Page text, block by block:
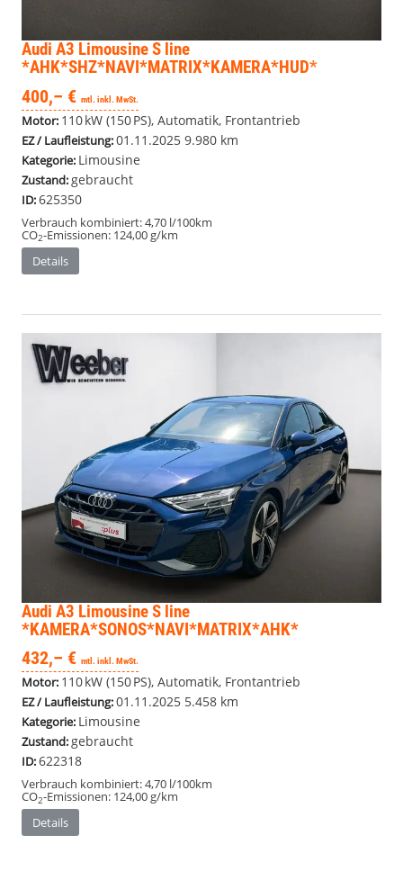
Audi A3 LimousineS line
*AHK*SHZ*NAVI*MATRIX*KAMERA*HUD*
400,– € mtl. inkl. MwSt.
Motor: 110 kW (150 PS), Automatik, Frontantrieb
EZ / Laufleistung:01.11.2025 9.980 km
Kategorie: Limousine
Zustand: gebraucht
ID:625350
Verbrauch kombiniert:4,70 l/100km
CO2-Emissionen: 124,00 g/km
Details
Audi A3 LimousineS line
*KAMERA*SONOS*NAVI*MATRIX*AHK*
432,– € mtl. inkl. MwSt.
Motor: 110 kW (150 PS), Automatik, Frontantrieb
EZ / Laufleistung:01.11.2025 5.458 km
Kategorie: Limousine
Zustand:gebraucht
ID:622318
Verbrauch kombiniert:4,70 l/100km
CO2-Emissionen: 124,00 g/km
Details